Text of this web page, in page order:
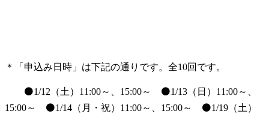
＊「申込み日時」は下記の通りです。全10回です。
⚫1/12（土）11:00～、15:00～ ⚫1/13（日）11:00～、
15:00～ ⚫1/14（月・祝）11:00～、15:00～ ⚫1/19（土）